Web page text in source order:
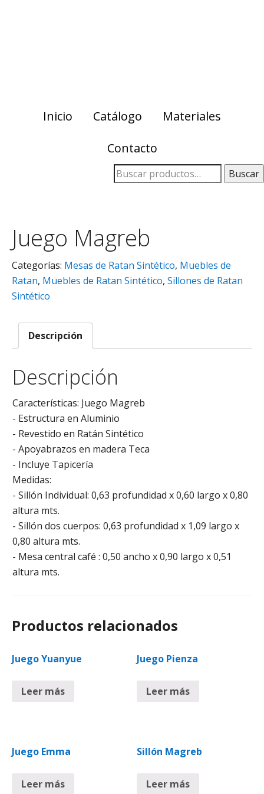
Inicio Catálogo
Materiales
Contacto
Buscar
Juego Magreb
Categorías: Mesas de Ratan Sintético, Muebles de
Ratan, Muebles de Ratan Sintético, Sillones de Ratan
Sintético
Descripción
Descripción
Características: Juego Magreb
- Estructura en Aluminio
- Revestido en Ratán Sintético
- Apoyabrazos en madera Teca
- Incluye Tapicería
Medidas:
- Sillón Individual: 0,63 profundidad x 0,60 largo x 0,80
altura mts.
- Sillón dos cuerpos: 0,63 profundidad x 1,09 largo x
0,80 altura mts.
- Mesa central café : 0,50 ancho x 0,90 largo x 0,51
altura mts.
Productos relacionados
Juego Yuanyue
Leer más
Juego Pienza
Leer más
Juego Emma
Leer más
Sillón Magreb
Leer más